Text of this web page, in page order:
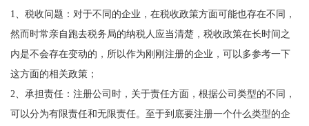
1、税收问题：对于不同的企业，在税收政策方面可能也存在不同，
然而时常亲自跑去税务局的纳税人应当清楚，税收政策在长时间之
内是不会存在变动的，所以作为刚刚注册的企业，可以多参考一下
这方面的相关政策；
2、承担责任：注册公司时，关于责任方面，根据公司类型的不同，
可以分为有限责任和无限责任。至于到底要注册一个什么类型的企